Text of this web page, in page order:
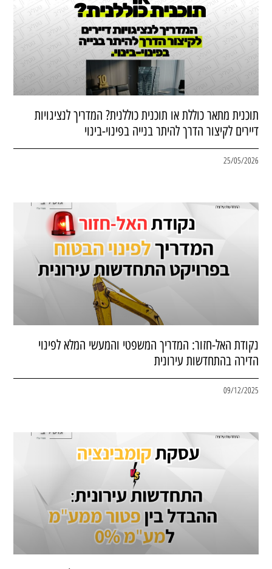
תוכנית מתאר כוללת או תוכנית כוללנית? המדריך לנציגויות
דיירים לקיצור הדרך להיתר בנייה בפינוי-בינוי
25/05/2026
נקודת האל-חזור: המדריך המשפטי והמעשי המלא לפינוי
הדירה בהתחדשות עירונית
09/12/2025